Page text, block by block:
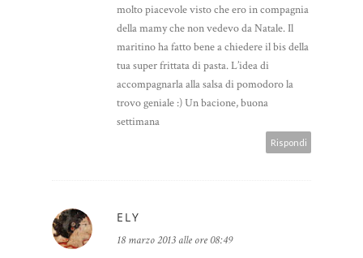
molto piacevole visto che ero in compagnia
della mamy che non vedevo da Natale. Il
maritino ha fatto bene a chiedere il bis della
tua super frittata di pasta. L’idea di
accompagnarla alla salsa di pomodoro la
trovo geniale :) Un bacione, buona
settimana
Rispondi
ELY
18 marzo 2013 alle ore 08:49